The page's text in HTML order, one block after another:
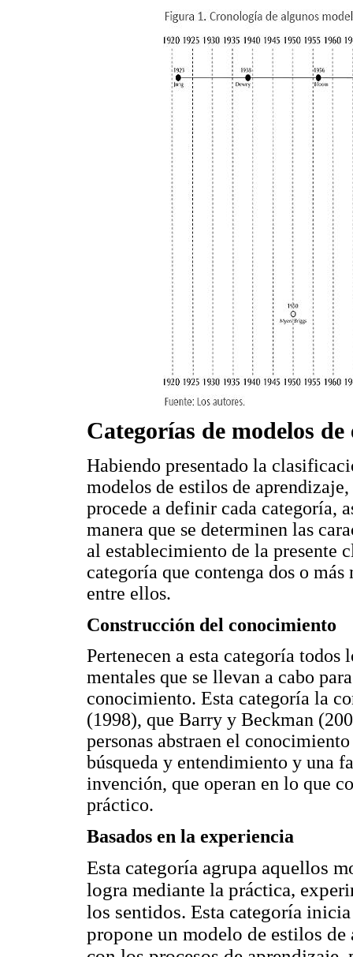
Categorías de modelos
Habiendo presentado la
modelos de estilos de
procede a definir cada categoría,
manera que se determinen las
al establecimiento de la presente
categoría que contenga dos o
entre ellos.
Construcción del conocimiento
Pertenecen a esta categoría todos
mentales que se llevan a cabo
conocimiento. Esta categoría la
(1998), que Barry y Beckman
personas abstraen el
búsqueda y entendimiento y una
invención, que operan en lo que
práctico.
Basados en la experiencia
Esta categoría agrupa aquellos
logra mediante la práctica,
los sentidos. Esta categoría
propone un modelo de estilos